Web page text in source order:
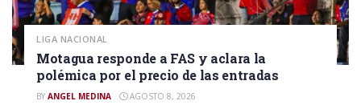
LIGA NACIONAL
Motagua responde a FAS y aclara la
polémica por el precio de las entradas
BY ANGEL MEDINA AGOSTO 8, 2026